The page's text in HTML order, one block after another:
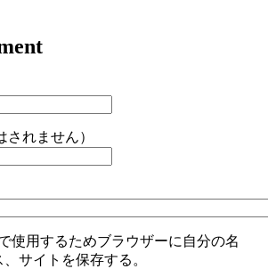
されません）
使用するためブラウザーに自分の名
サイトを保存する。